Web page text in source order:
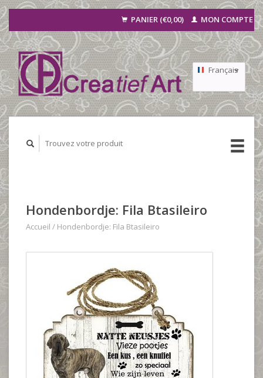
PANIER (€0,00) MON COMPTE
Français
Nederlands
Hondenbordje: Fila Btasileiro
Accueil / Hondenbordje: Fila Btasileiro